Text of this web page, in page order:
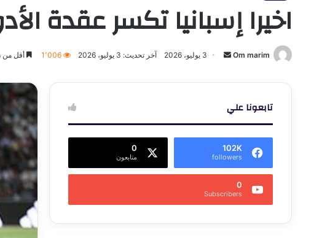
اخيرا إسبانيا تكسر عقدة
Om marim
أرسل
إلكترونيا
3 يوليو، 2026 آخر تحديث: 3 يوليو، 2026 1٬006 أقل من
تابعونا علي
102K
followers
0
متابعون
0
Subscribers